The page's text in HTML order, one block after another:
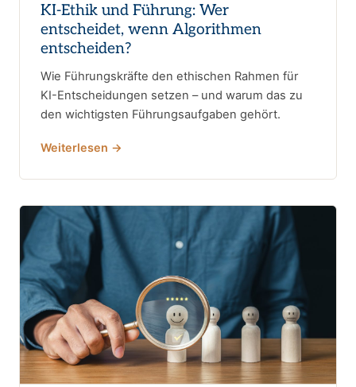
KI-Ethik und Führung: Wer
entscheidet, wenn Algorithmen
entscheiden?
Wie Führungskräfte den ethischen Rahmen für
KI-Entscheidungen setzen – und warum das zu
den wichtigsten Führungsaufgaben gehört.
Weiterlesen →